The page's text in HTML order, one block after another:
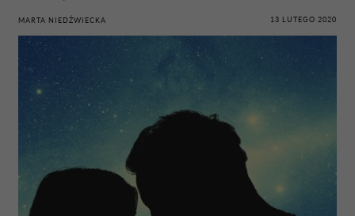
MARTA NIEDŹWIECKA 13 LUTEGO 2020